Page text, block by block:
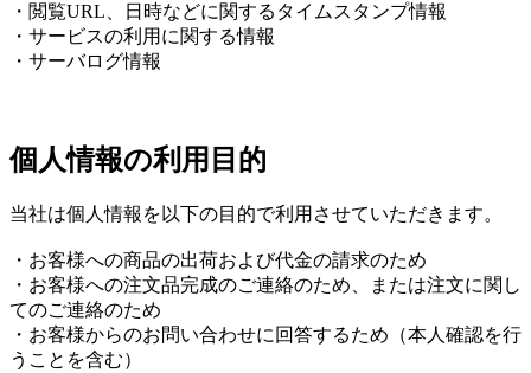
・閲覧URL、日時などに関するタイムスタンプ情報
・サービスの利用に関する情報
・サーバログ情報
個人情報の利用目的
当社は個人情報を以下の目的で利用させていただきます。
・お客様への商品の出荷および代金の請求のため
・お客様への注文品完成のご連絡のため、または注文に関し
てのご連絡のため
・お客様からのお問い合わせに回答するため（本人確認を行
うことを含む）